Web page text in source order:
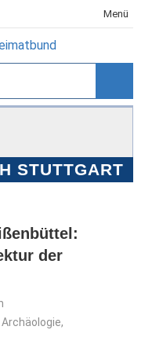
Menü
STUTTGART
der
,